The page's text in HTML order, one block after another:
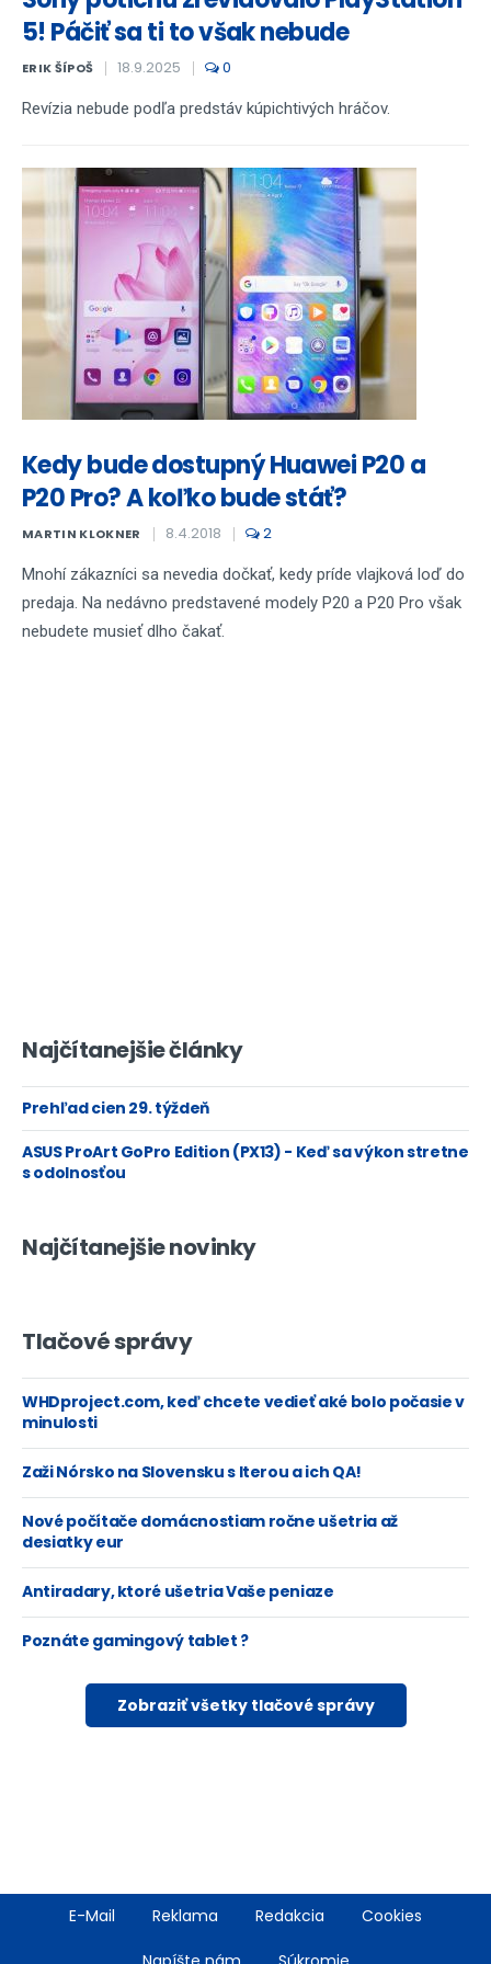
5! Páčiť sa ti to však nebude
ERIK ŠÍPOŠ 18.9.2025 0
Revízia nebude podľa predstáv kúpichtivých hráčov.
Kedy bude dostupný Huawei P20 a
P20 Pro? A koľko bude stáť?
MARTIN KLOKNER 8.4.2018 2
Mnohí zákazníci sa nevedia dočkať, kedy príde vlajková loď do
predaja. Na nedávno predstavené modely P20 a P20 Pro však
nebudete musieť dlho čakať.
Najčítanejšie články
Prehľad cien 29. týždeň
ASUS ProArt GoPro Edition (PX13) - Keď sa výkon stretne
s odolnosťou
Najčítanejšie novinky
Tlačové správy
WHDproject.com, keď chcete vedieť aké bolo počasie v
minulosti
Zaži Nórsko na Slovensku s Iterou a ich QA!
Nové počítače domácnostiam ročne ušetria až
desiatky eur
Antiradary, ktoré ušetria Vaše peniaze
Poznáte gamingový tablet ?
Zobraziť všetky tlačové správy
FooterE-Mail Reklama Redakcia Cookies